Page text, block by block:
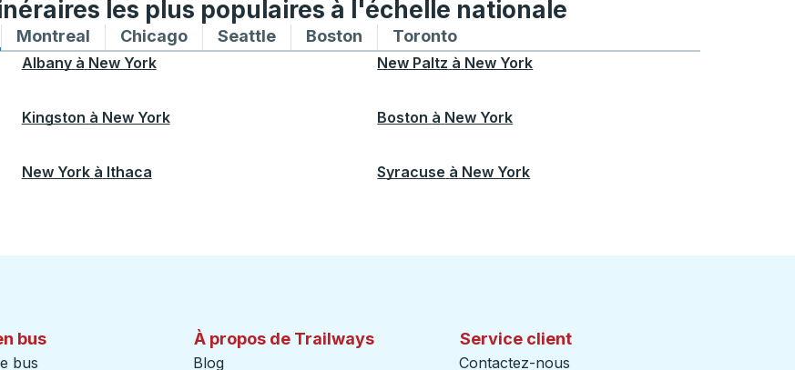
les plus populaires à l'échelle nationale
de bus vers et depuis New York
Montreal Itinéraires de bus vers et depuis Montreal
ChicagoItinéraires de bus vers et depuis Chicago
SeattleItinéraires de bus vers et depuis Seattle
Boston Itinéraires de bus vers et depuis Boston
TorontoItinéraires de bus vers et depuis Toronto
Albany à New York New Paltz à New York
Kingston à New York Boston à New York
New York à Ithaca Syracuse à New York
bus
bus
À propos de Trailways
Blog
Service client
Contactez-nous